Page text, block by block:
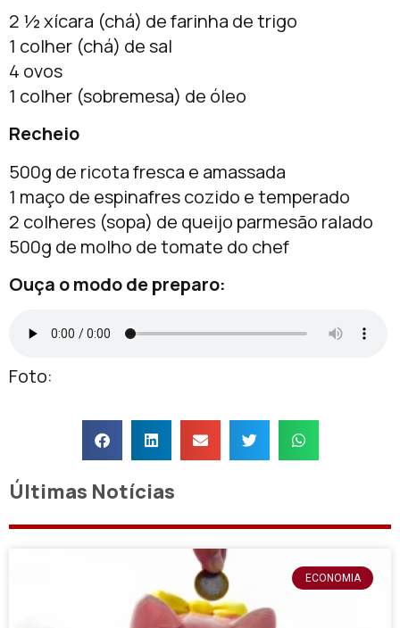
2 ½ xícara (chá) de farinha de trigo
1 colher (chá) de sal
4 ovos
1 colher (sobremesa) de óleo
Recheio
500g de ricota fresca e amassada
1 maço de espinafres cozido e temperado
2 colheres (sopa) de queijo parmesão ralado
500g de molho de tomate do chef
Ouça o modo de preparo:
Foto:
Últimas Notícias
ECONOMIA